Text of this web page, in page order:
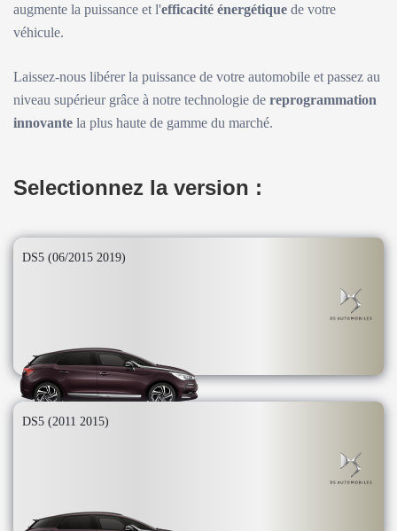
augmente la puissance et l'efficacité énergétique de votre
véhicule.
Laissez-nous libérer la puissance de votre automobile et passez au
niveau supérieur grâce à notre technologie de reprogrammation
innovante la plus haute de gamme du marché.
Selectionnez la version :
DS5 (06/2015 2019)
DS5 (2011 2015)